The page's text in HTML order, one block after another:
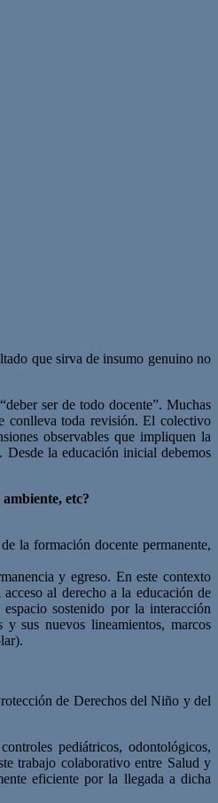
que sirva de insumo genuino no
ser de todo docente”. Muchas
conlleva toda revisión. El colectivo
observables que impliquen la
la educación inicial debemos
etc?
la formación docente permanente,
y egreso. En este contexto
al derecho a la educación de
sostenido por la interacción
sus nuevos lineamientos, marcos
de Derechos del Niño y del
pediátricos, odontológicos,
trabajo colaborativo entre Salud y
eficiente por la llegada a dicha